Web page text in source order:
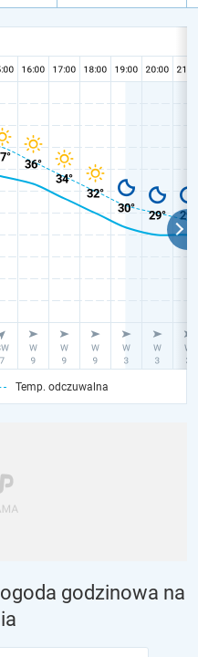
Temp. odczuwalna
godzinowa na